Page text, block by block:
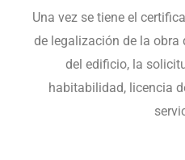
Una vez se tiene el
de legalización de la obra
del edificio, la
habitabilidad, licencia